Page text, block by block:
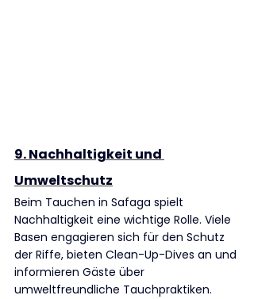
9. Nachhaltigkeit und
Umweltschutz
Beim Tauchen in Safaga spielt
Nachhaltigkeit eine wichtige Rolle. Viele
Basen engagieren sich für den Schutz
der Riffe, bieten Clean-Up-Dives an und
informieren Gäste über
umweltfreundliche Tauchpraktiken.